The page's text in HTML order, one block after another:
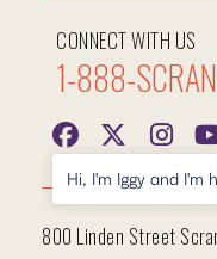
CONNECT WITH US
1-888-
800 Linden Street
Hi, I'm Iggy and I'm